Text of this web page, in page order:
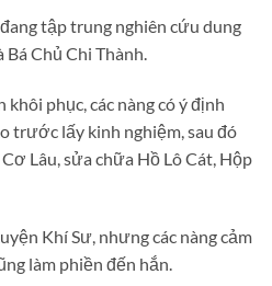
tập trung nghiên cứu dung
Chủ Chi Thành.
phục, các nàng có ý định
trước lấy kinh nghiệm, sau đó
Lâu, sửa chữa Hồ Lô Cát, Hộp
Khí Sư, nhưng các nàng cảm
làm phiền đến hắn.